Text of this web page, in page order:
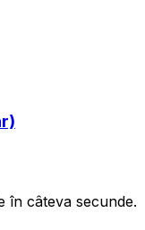
în câteva secunde.